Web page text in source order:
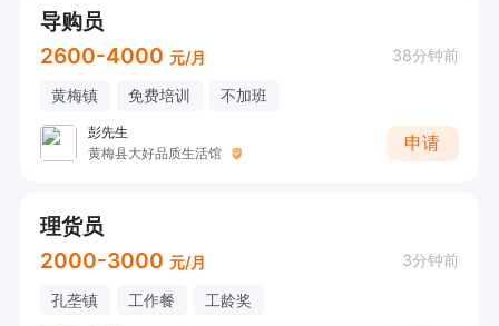
导购员
2600-4000 元/月 38分钟前
黄梅镇 免费培训 不加班
彭先生
黄梅县大好品质生活馆
申请
理货员
2000-3000 元/月 3分钟前
孔垄镇 工作餐 工龄奖